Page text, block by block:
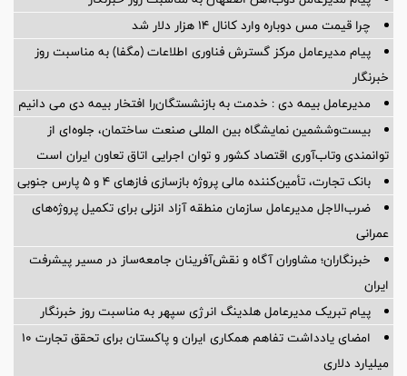
چرا قیمت مس دوباره وارد کانال ۱۴ هزار دلار شد
پیام مدیرعامل مرکز گسترش فناوری اطلاعات (مگفا) به مناسبت روز
خبرنگار
مدیرعامل بیمه دی : خدمت به بازنشستگان‌را افتخار بیمه دی می دانیم
بیست‌وششمین نمایشگاه بین المللی صنعت ساختمان، جلوه‌ای از
توانمندی وتاب‌آوری اقتصاد کشور و توان اجرایی اتاق تعاون ایران است
بانک تجارت، تأمین‌کننده مالی پروژه بازسازی فازهای ۴ و ۵ پارس جنوبی
ضرب‌الاجل مدیرعامل سازمان منطقه آزاد انزلی برای تكمیل پروژه‌های
عمرانی
خبرنگاران؛ مشاوران آگاه و نقش‌آفرینان جامعه‌ساز در مسیر پیشرفت
ایران
پیام تبریک مدیرعامل هلدینگ انرژی سپهر به مناسبت روز خبرنگار
امضای یادداشت تفاهم همکاری ایران و پاکستان برای تحقق تجارت ۱۰
میلیارد دلاری